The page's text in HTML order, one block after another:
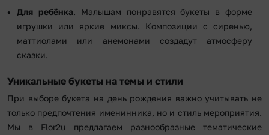
Для ребёнка. Малышам понравятся букеты в форме
игрушки или яркие миксы. Композиции с сиренью,
маттиолами или анемонами создадут атмосферу
сказки.
Уникальные букеты на темы и стили
При выборе букета на день рождения важно учитывать не
только предпочтения именинника, но и стиль мероприятия.
Мы в Flor2u предлагаем разнообразные тематические